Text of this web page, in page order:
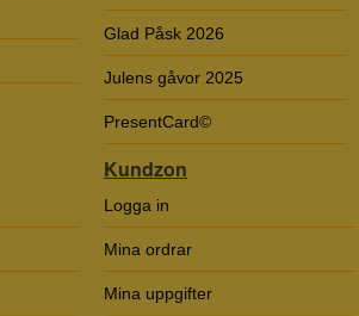
Glad Påsk 2026
Julens gåvor 2025
PresentCard©
Kundzon
Logga in
Mina ordrar
Mina uppgifter